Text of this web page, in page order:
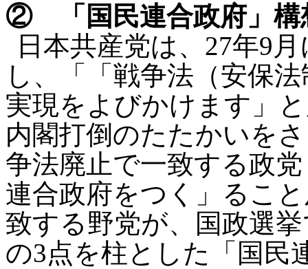
② 「国民連合政府」構
日本共産党は、27年9
し、「「戦争法（安保
実現をよびかけます」
内閣打倒のたたかいを
争法廃止で一致する政
連合政府をつく」るこ
致する野党が、国政選
の3点を柱とした「国民